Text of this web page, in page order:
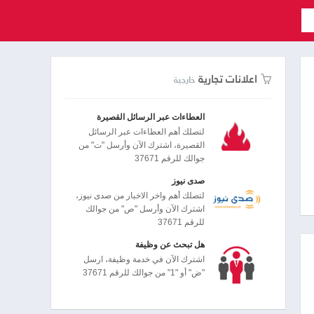
اعلانات تجارية خارجية
العطاءات عبر الرسائل القصيرة
لتصلك أهم العطاءات عبر الرسائل
القصيرة، اشترك الآن وأرسل "ت" من
جوالك للرقم 37671
صدى نيوز
لتصلك أهم واخر الاخبار من صدى نيوز،
اشترك الآن وأرسل "ص" من جوالك
للرقم 37671
هل تبحث عن وظيفة
اشترك الآن في خدمة وظيفة، ارسل
"ض" أو "1" من جوالك للرقم 37671